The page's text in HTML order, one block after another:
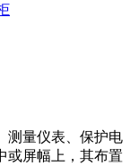
测量仪表、保护电
或屏幅上，其布置